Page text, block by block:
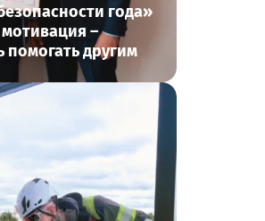
года»
–
помогать другим